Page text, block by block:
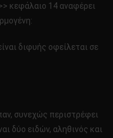
κεφάλαιο 14 αναφέρει
διφυής οφείλεται σε
συνεχώς περιστρέφει
δύο ειδών, αληθινός και